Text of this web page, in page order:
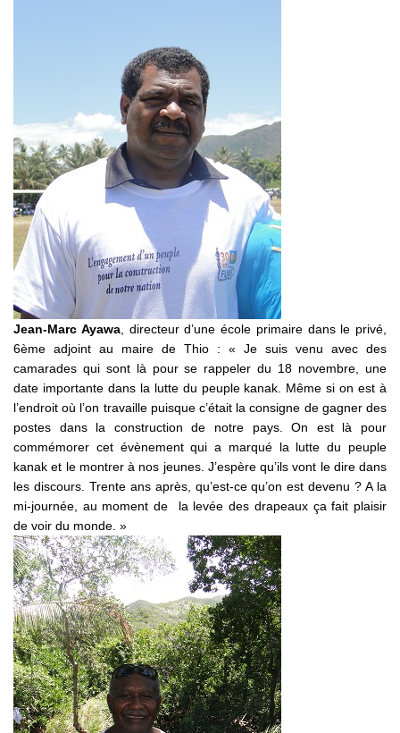
Jean-Marc Ayawa, directeur d’une école primaire dans le privé,
6ème adjoint au maire de Thio : « Je suis venu avec des
camarades qui sont là pour se rappeler du 18 novembre, une
date importante dans la lutte du peuple kanak. Même si on est à
l’endroit où l’on travaille puisque c’était la consigne de gagner des
postes dans la construction de notre pays. On est là pour
commémorer cet évènement qui a marqué la lutte du peuple
kanak et le montrer à nos jeunes. J’espère qu’ils vont le dire dans
les discours. Trente ans après, qu’est-ce qu’on est devenu ? A la
mi-journée, au moment de la levée des drapeaux ça fait plaisir
de voir du monde. »